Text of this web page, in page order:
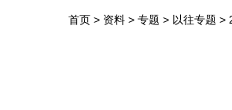
首页 > 资料 > 专题 > 以往专题 >